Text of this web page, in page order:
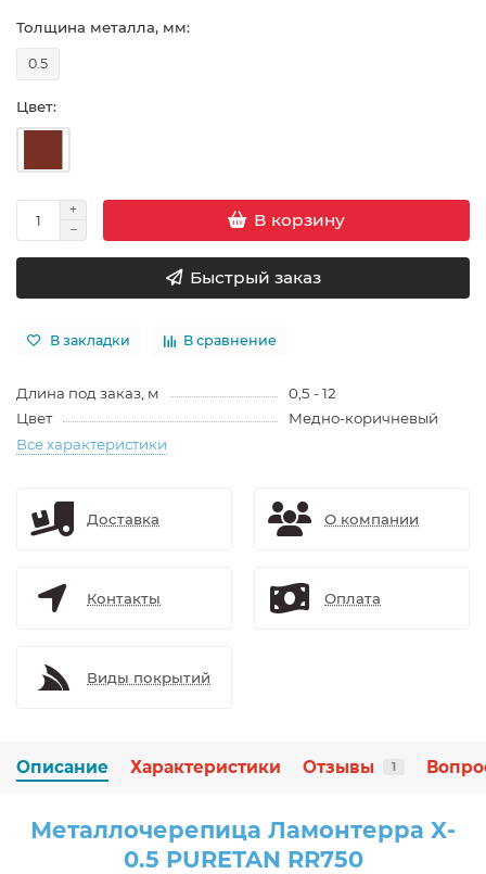
Толщина металла, мм:
0.5
Цвет:
В корзину
Быстрый заказ
В закладки В сравнение
Длина под заказ, м
0,5 - 12
Цвет
Медно-коричневый
Все характеристики
Доставка О компании
Контакты Оплата
Виды покрытий
Описание Характеристики Отзывы 1
Металлочерепица Ламонтерра X-
0.5 PURETAN RR750